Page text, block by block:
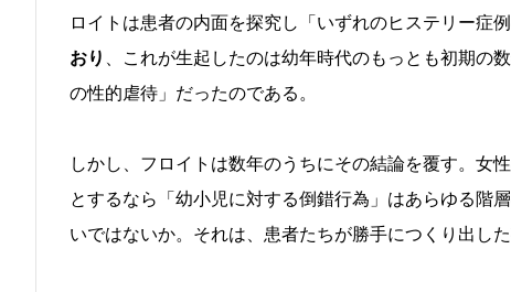
ロイトは患者の内面を探究し「いずれのヒステリー症
おり 、これが生起したのは幼年時代のもっとも初期の
の性的虐待」だったのである。
しかし、フロイトは数年のうちにその結論を覆す。女
とするなら「幼小児に対する倒錯行為」はあらゆる階
いではないか。それは、患者たちが勝手につくり出した